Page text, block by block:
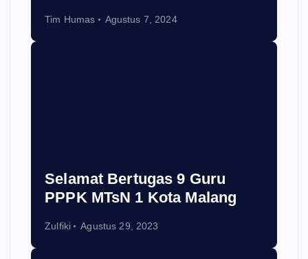
Tim Humas Agustus 7, 2024
Selamat Bertugas 9 Guru
PPPK MTsN 1 Kota Malang
Zulfiki Agustus 29, 2023